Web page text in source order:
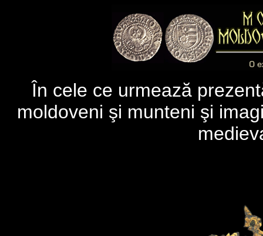
În cele ce urmează
moldoveni şi munteni şi